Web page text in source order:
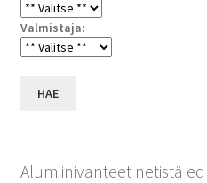
Valmistaja:
HAE
Alumiinivanteet netistä